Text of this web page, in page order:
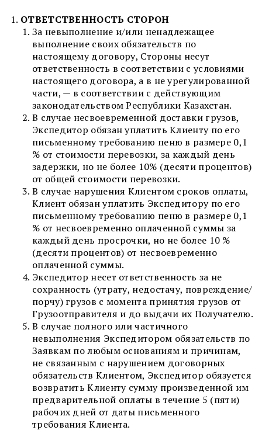
ОТВЕТСТВЕННОСТЬ СТОРОН
За невыполнение и/или ненадлежащее
выполнение своих обязательств по
настоящему договору, Стороны несут
ответственность в соответствии с условиями
настоящего договора, а в не урегулированной
части, — в соответствии с действующим
законодательством Республики Казахстан.
В случае несвоевременной доставки грузов,
Экспедитор обязан уплатить Клиенту по его
письменному требованию пеню в размере 0,1
% от стоимости перевозки, за каждый день
задержки, но не более 10% (десяти процентов)
от общей стоимости перевозки.
В случае нарушения Клиентом сроков оплаты,
Клиент обязан уплатить Экспедитору по его
письменному требованию пеню в размере 0,1
% от несвоевременно оплаченной суммы за
каждый день просрочки, но не более 10 %
(десяти процентов) от несвоевременно
оплаченной суммы.
Экспедитор несет ответственность за не
сохранность (утрату, недостачу, повреждение/
порчу) грузов с момента принятия грузов от
Грузоотправителя и до выдачи их Получателю.
В случае полного или частичного
невыполнения Экспедитором обязательств по
Заявкам по любым основаниям и причинам,
не связанным с нарушением договорных
обязательств Клиентом, Экспедитор обязуется
возвратить Клиенту сумму произведенной им
предварительной оплаты в течение 5 (пяти)
рабочих дней от даты письменного
требования Клиента.